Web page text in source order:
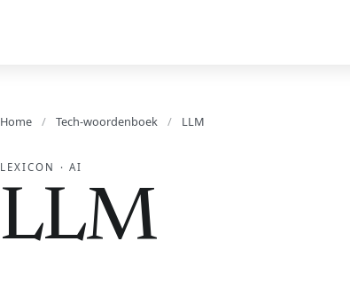
Home / Tech-woordenboek / LLM
LEXICON · AI
LLM